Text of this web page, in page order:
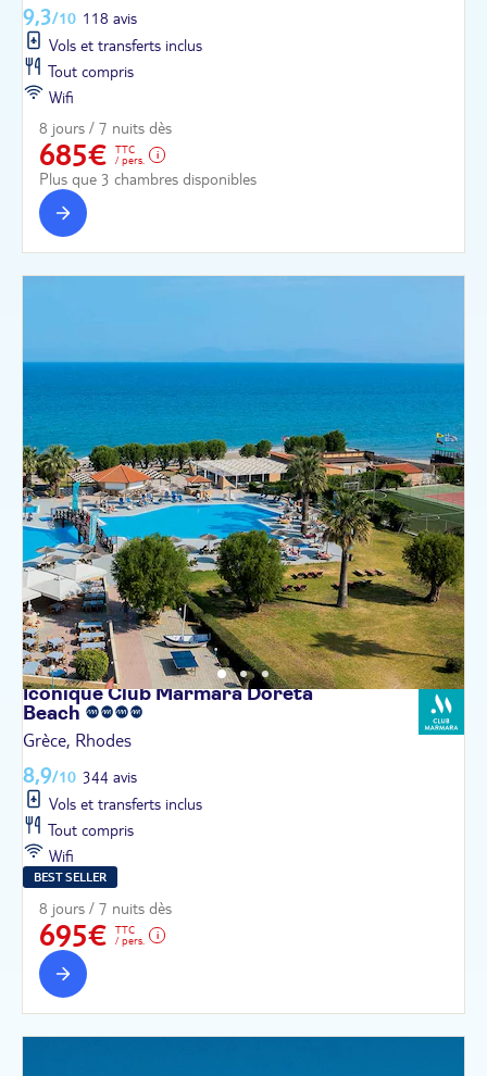
9,3/10 118 avis
Vols et transferts inclus
Tout compris
Wifi
8 jours / 7 nuits dès
685€
TTC
/ pers.
Plus que 3 chambres disponibles
Iconique Club Marmara Doreta
Beach
Grèce, Rhodes
8,9/10 344 avis
Vols et transferts inclus
Tout compris
Wifi
BEST SELLER
8 jours / 7 nuits dès
695€
TTC
/ pers.